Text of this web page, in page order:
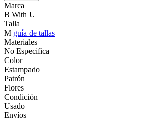
Marca
B With U
Talla
M guía de tallas
Materiales
No Especifica
Color
Estampado
Patrón
Flores
Condición
Usado
Envíos